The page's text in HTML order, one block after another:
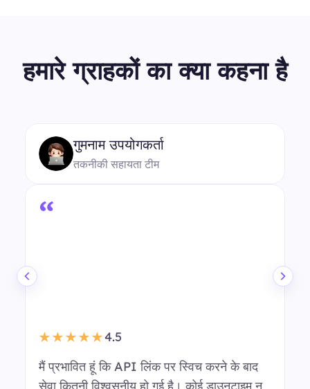
हमारे ग्राहकों का क्या कहना है
“
★★★★★4.5
मैं प्रभावित हूं कि API लिंक पर स्विच करने के बाद
सेवा कितनी विश्वसनीय हो गई है। कोई डाउनटाइम न
गुमनाम उपयोगकर्ता
तकनीकी सहायता टीम